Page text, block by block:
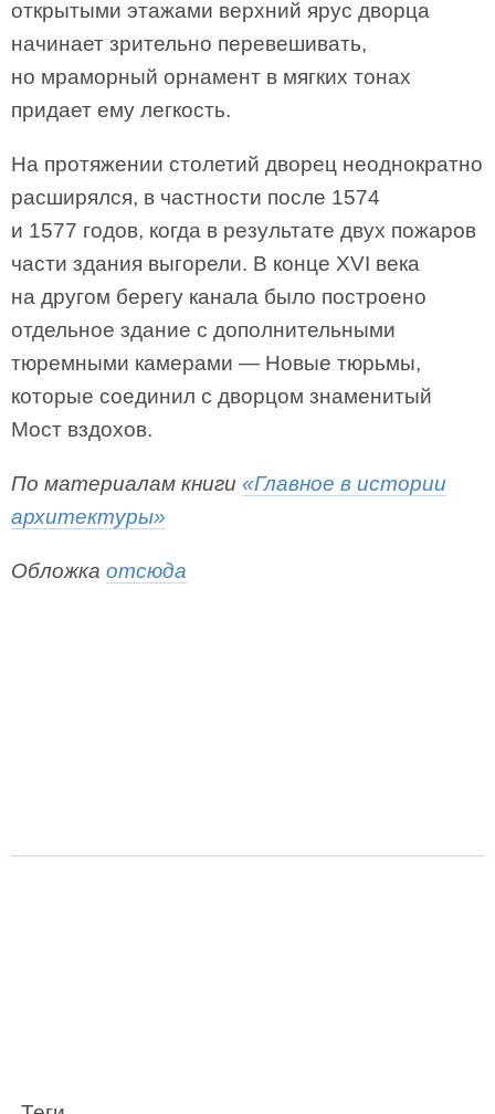
открытыми этажами верхний ярус дворца
начинает зрительно перевешивать,
но мраморный орнамент в мягких тонах
придает ему легкость.
На протяжении столетий дворец неоднократно
расширялся, в частности после 1574
и 1577 годов, когда в результате двух пожаров
части здания выгорели. В конце XVI века
на другом берегу канала было построено
отдельное здание с дополнительными
тюремными камерами — Новые тюрьмы,
которые соединил с дворцом знаменитый
Мост вздохов.
По материалам книги «Главное в истории
архитектуры»
Обложка отсюда